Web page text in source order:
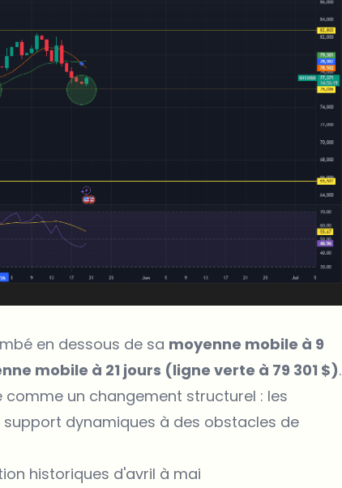
en dessous de sa moyenne mobile à 9
mobile à 21 jours (ligne verte à 79 301 $).
un changement structurel : les
dynamiques à des obstacles de
historiques d'avril à mai